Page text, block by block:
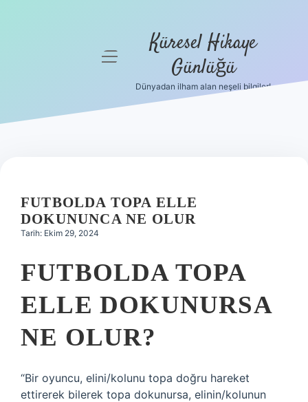
Hakkımızda
menüyü
Küresel Hikaye
Günlüğü
Dünyadan ilham alan neşeli bilgiler!
FUTBOLDA TOPA ELLE
DOKUNUNCA NE OLUR
Tarih: Ekim 29, 2024
FUTBOLDA TOPA
ELLE DOKUNURSA
NE OLUR?
“Bir oyuncu, elini/kolunu topa doğru hareket
ettirerek bilerek topa dokunursa, elinin/kolunun